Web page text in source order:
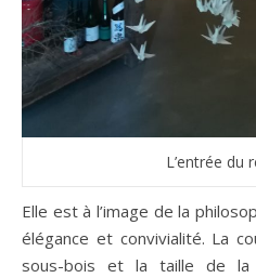
L’entrée du
Elle est à l’image de la
élégance et convivialité. La
sous-bois et la taille de la